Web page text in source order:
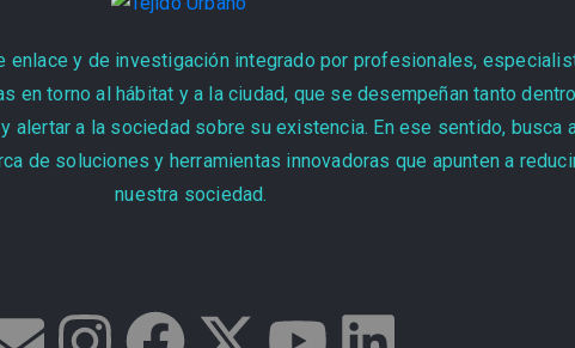
enlace y de investigación integrado por profesionales,
torno al hábitat y a la ciudad, que se desempeñan tanto
a la sociedad sobre su existencia. En ese sentido, busca
de soluciones y herramientas innovadoras que apunten a
nuestra sociedad.